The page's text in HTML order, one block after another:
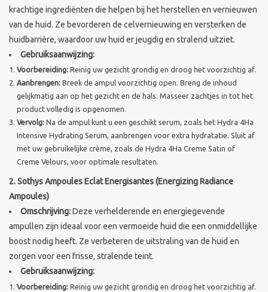
Bernard cassiere
Pascaud
Fusion Meso
PCA SKINCARE
Ekseption Skincare
Blog
Merken
krachtige ingrediënten die helpen bij het herstellen en vernieuwen
van de huid. Ze bevorderen de celvernieuwing en versterken de
huidbarrière, waardoor uw huid er jeugdig en stralend uitziet.
Gebruiksaanwijzing:
Voorbereiding:Reinig uw gezicht grondig en droog het voorzichtig af.
Aanbrengen:Breek de ampul voorzichtig open. Breng de inhoud
gelijkmatig aan op het gezicht en de hals. Masseer zachtjes in tot het
product volledig is opgenomen.
Vervolg:Na de ampul kunt u een geschikt serum, zoals het Hydra 4Ha
Intensive Hydrating Serum, aanbrengen voor extra hydratatie. Sluit af
met uw gebruikelijke crème, zoals de Hydra 4Ha Creme Satin of
Creme Velours, voor optimale resultaten.
2. Sothys Ampoules Eclat Energisantes (Energizing Radiance
Ampoules)
Omschrijving:Deze verhelderende en energiegevende
ampullen zijn ideaal voor een vermoeide huid die een onmiddellijke
boost nodig heeft. Ze verbeteren de uitstraling van de huid en
zorgen voor een frisse, stralende teint.
Gebruiksaanwijzing:
Voorbereiding:Reinig uw gezicht grondig en droog het voorzichtig af.